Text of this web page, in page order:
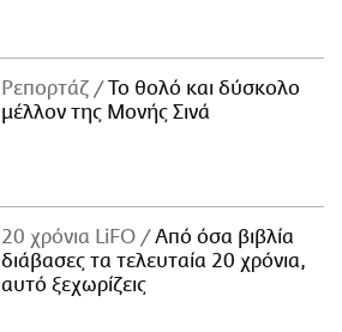
Ρεπορτάζ
Το θολό και δύσκολο
μέλλον της Μονής Σινά
20 χρόνια LiFO
Από όσα βιβλία
διάβασες τα τελευταία 20 χρόνια,
αυτό ξεχωρίζεις